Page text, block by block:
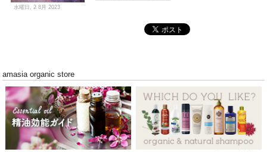
水曜日, 2 8月 2023
amasia organic store